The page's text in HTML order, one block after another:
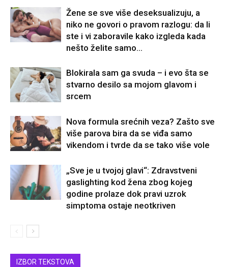
Žene se sve više deseksualizuju, a
niko ne govori o pravom razlogu: da li
ste i vi zaboravile kako izgleda kada
nešto želite samo...
Blokirala sam ga svuda – i evo šta se
stvarno desilo sa mojom glavom i
srcem
Nova formula srećnih veza? Zašto sve
više parova bira da se viđa samo
vikendom i tvrde da se tako više vole
„Sve je u tvojoj glavi“: Zdravstveni
gaslighting kod žena zbog kojeg
godine prolaze dok pravi uzrok
simptoma ostaje neotkriven
IZBOR TEKSTOVA